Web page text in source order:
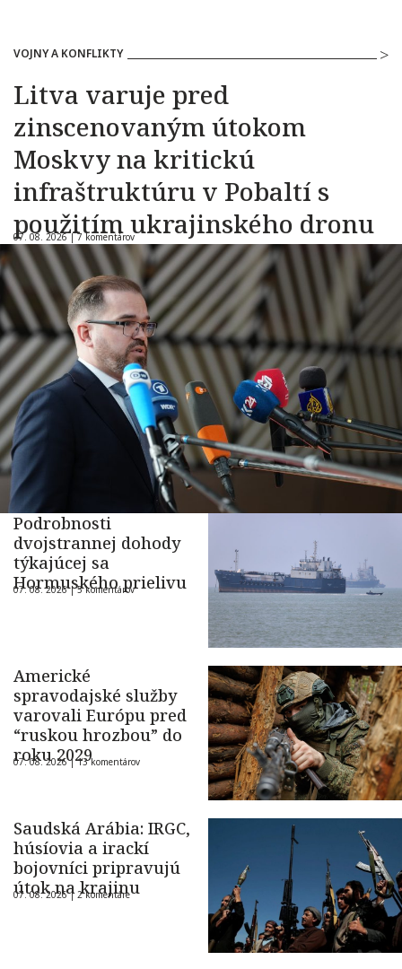
VOJNY A KONFLIKTY
Litva varuje pred
zinscenovaným útokom
Moskvy na kritickú
infraštruktúru v Pobaltí s
použitím ukrajinského dronu
07. 08. 2026 |7 komentárov
Podrobnosti
dvojstrannej dohody
týkajúcej sa
Hormuského prielivu
07. 08. 2026 |5 komentárov
Americké
spravodajské služby
varovali Európu pred
“ruskou hrozbou” do
roku 2029
07. 08. 2026 |13 komentárov
Saudská Arábia: IRGC,
húsíovia a irackí
bojovníci pripravujú
útok na krajinu
07. 08. 2026 |2 komentáre